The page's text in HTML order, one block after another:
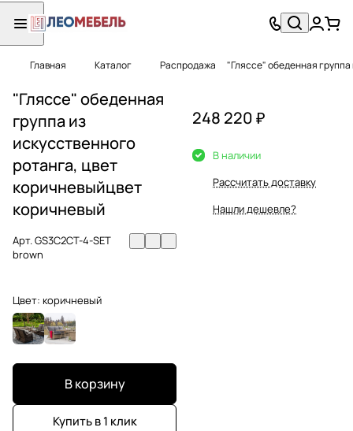
Главная Каталог Распродажа "Гляссе" обеденная
"Гляссе" обеденная
группа из
искусственного
ротанга, цвет
коричневыйцвет
коричневый
Арт.GS3C2СT-4-SET
brown
Цвет: коричневый
В корзину
Купить в 1 клик
248 220 ₽
В наличии
Рассчитать доставку
Нашли дешевле?